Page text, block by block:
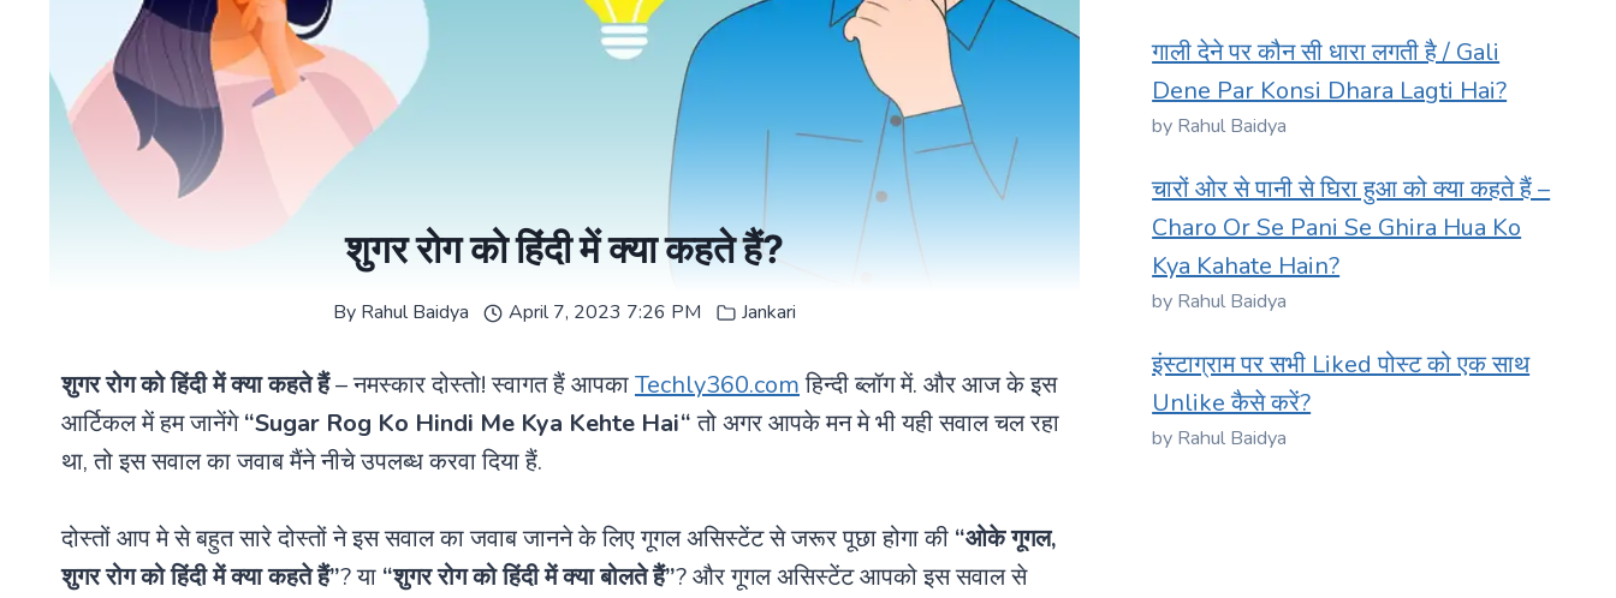
शुगर रोग को हिंदी में क्या कहते हैं?
By Rahul Baidya April 7, 2023 7:26 PM Jankari
शुगर रोग को हिंदी में क्या कहते हैं– नमस्कार दोस्तो! स्वागत हैं आपकाTechly360.comहिन्दी ब्लॉग में. और आज के इस
आर्टिकल में हम जानेंगे“Sugar Rog Ko Hindi Me Kya Kehte Hai“तो अगर आपके मन मे भी यही सवाल चल रहा
था, तो इस सवाल का जवाब मैंने नीचे उपलब्ध करवा दिया हैं.
दोस्तों आप मे से बहुत सारे दोस्तों ने इस सवाल का जवाब जानने के लिए गूगल असिस्टेंट से जरूर पूछा होगा की “ओके गूगल,
शुगर रोग को हिंदी में क्या कहते हैं”? या “शुगर रोग को हिंदी में क्या बोलते हैं”? और गूगल असिस्टेंट आपको इस सवाल से
गाली देने पर कौन सी धारा लगती है / Gali
Dene Par Konsi Dhara Lagti Hai?
by Rahul Baidya
चारों ओर से पानी से घिरा हुआ को क्या कहते हैं –
Charo Or Se Pani Se Ghira Hua Ko
Kya Kahate Hain?
by Rahul Baidya
इंस्टाग्राम पर सभी Liked पोस्ट को एक साथ
Unlike कैसे करें?
by Rahul Baidya